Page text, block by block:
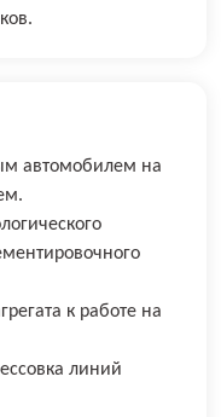
автомобилем на
к работе на
линий